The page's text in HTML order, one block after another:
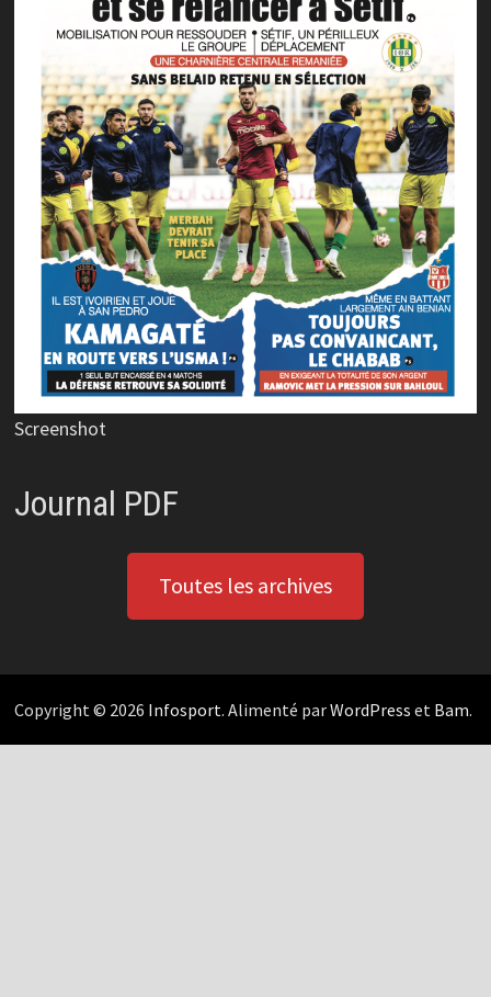
Screenshot
Journal PDF
Toutes les archives
Copyright © 2026 Infosport. Alimenté parWordPress et Bam.